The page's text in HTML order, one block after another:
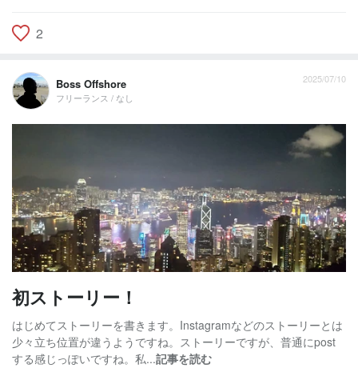
2
Boss Offshore
フリーランス / なし
2025/07/10
初ストーリー！
はじめてストーリーを書きます。Instagramなどのストーリーとは
少々立ち位置が違うようですね。ストーリーですが、普通にpost
する感じっぽいですね。私...記事を読む